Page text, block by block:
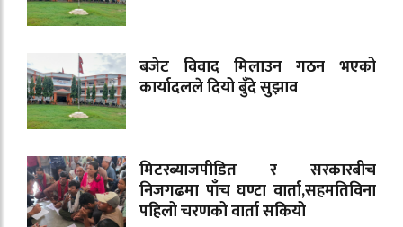
बजेट विवाद मिलाउन गठन भएको
कार्यादलले दियो बुँदे सुझाव
मिटरब्याजपीडित र सरकारबीच
निजगढमा पाँच घण्टा वार्ता,सहमतिविना
पहिलो चरणको वार्ता सकियो